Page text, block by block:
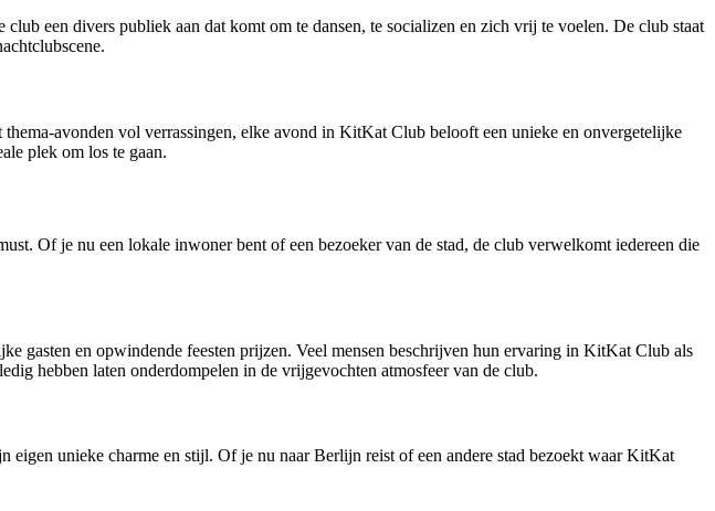
een divers publiek aan dat komt om te dansen, te socializen en zich vrij te voelen. De club staat
avonden vol verrassingen, elke avond in KitKat Club belooft een unieke en onvergetelijke
plek om los te gaan.
Of je nu een lokale inwoner bent of een bezoeker van de stad, de club verwelkomt iedereen die
gasten en opwindende feesten prijzen. Veel mensen beschrijven hun ervaring in KitKat Club als
hebben laten onderdompelen in de vrijgevochten atmosfeer van de club.
unieke charme en stijl. Of je nu naar Berlijn reist of een andere stad bezoekt waar KitKat